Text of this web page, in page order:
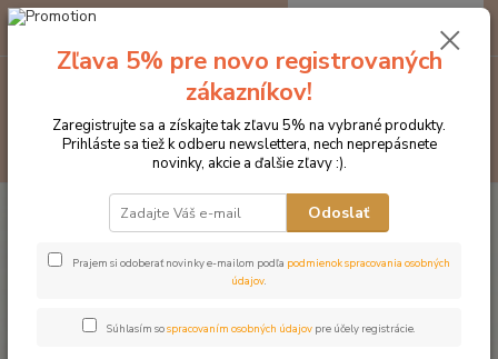
Hľadať
za0 €
Značka oblečenia MONTAR ZĽAVY!
Jazdecké nohavice
MONTAR legíny Jayla čierne
MONTAR legíny Jayla čierne
Zľava 5% pre novo registrovaných
zákazníkov!
Zaregistrujte sa a získajte tak zľavu 5% na vybrané produkty.
Prihláste sa tiež k odberu newslettera, nech neprepásnete
novinky, akcie a ďalšie zľavy :).
Odoslať
Prajem si odoberať novinky e-mailom podľa podmienok spracovania osobných
údajov.
Súhlasím sospracovaním osobných údajov pre účely registrácie.